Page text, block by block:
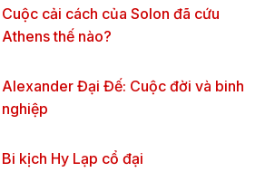
Cuộc cải cách của Solon đã cứu
Athens thế nào?
Alexander Đại Đế: Cuộc đời và binh
nghiệp
Bi kịch Hy Lạp cổ đại